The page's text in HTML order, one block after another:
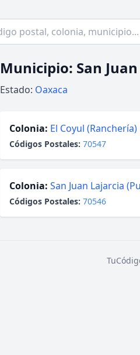
Municipio: San
Estado: Oaxaca
Colonia: El Coyul (Ranchería)
Códigos Postales: 70547
Colonia: San Juan Lajarcia
Códigos Postales: 70546